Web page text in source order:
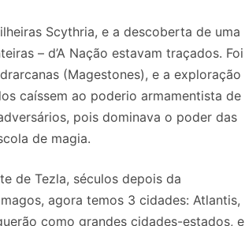
Scythria, e a descoberta de uma
– d’A Nação estavam traçados. Foi
(Magestones), e a exploração
caíssem ao poderio armamentista de
pois dominava o poder das
de magia.
de Tezla, séculos depois da
agora temos 3 cidades: Atlantis,
como grandes cidades-estados, e